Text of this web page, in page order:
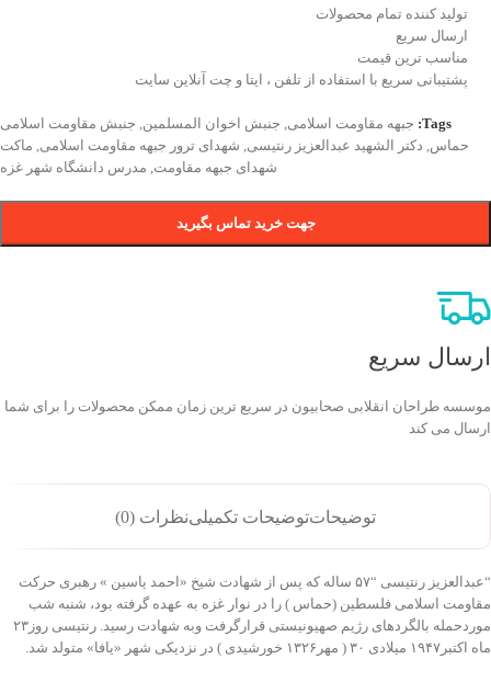
تولید کننده تمام محصولات
ارسال سریع
مناسب ترین قیمت
پشتیبانی سریع با استفاده از تلفن ، ایتا و چت آنلاین سایت
Tags: جبهه مقاومت اسلامی, جنبش اخوان المسلمین, جنبش مقاومت اسلامی
حماس, دکتر الشهيد عبدالعزیز رنتیسی, شهدای ترور جبهه مقاومت اسلامی, ماکت
شهدای جبهه مقاومت, مدرس دانشگاه شهر غزه
جهت خرید تماس بگیرید
ارسال سریع
موسسه طراحان انقلابی صحابیون در سریع ترین زمان ممکن محصولات را برای شما
ارسال می کند
توضیحاتتوضیحات تکمیلینظرات (0)
“عبدالعزیز رنتیسی “۵۷ ساله که پس از شهادت شیخ «احمد یاسین » رهبرى حرکت
مقاومت اسلامی فلسطین (حماس ) را در نوار غزه به عهده گرفته بود، شنبه شب
موردحمله بالگردهاى رژیم صهیونیستی قرارگرفت وبه شهادت رسید. رنتیسی روز۲۳
ماه اکتبر۱۹۴۷ میلادى ۳۰ ( مهر۱۳۲۶ خورشیدى ) در نزدیکی شهر «یافا» متولد شد.